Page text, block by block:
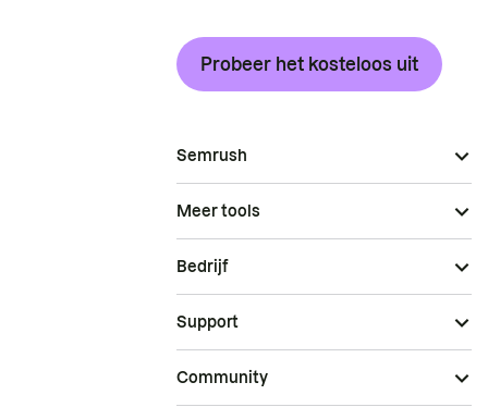
Probeer het kosteloos uit
Semrush
Meer tools
Bedrijf
Support
Community